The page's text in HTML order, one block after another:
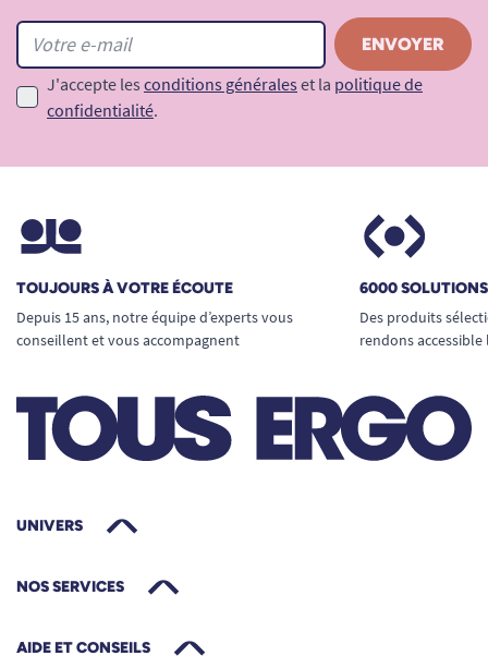
J'accepte les conditions générales et la politique de
confidentialité.
TOUJOURS À VOTRE ÉCOUTE
Depuis 15 ans, notre équipe d’experts vous
conseillent et vous accompagnent
6000
Des produits
rendons
UNIVERS
NOS SERVICES
AIDE ET CONSEILS